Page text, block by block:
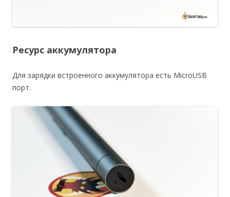
Ресурс аккумулятора
Для зарядки встроенного аккумулятора есть MicroUSB
порт.